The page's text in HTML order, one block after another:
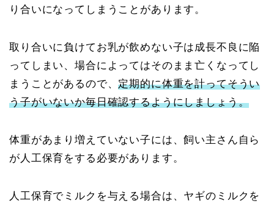
り合いになってしまうことがあります。
取り合いに負けてお乳が飲めない子は成長不良に陥
ってしまい、場合によってはそのまま亡くなってし
まうことがあるので、定期的に体重を計ってそうい
う子がいないか毎日確認するようにしましょう。
体重があまり増えていない子には、飼い主さん自ら
が人工保育をする必要があります。
人工保育でミルクを与える場合は、ヤギのミルクを